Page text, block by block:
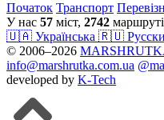
Початок Транспорт
У нас 57 міст, 2742
🇺🇦 Українська 🇷🇺
© 2006–2026
info@marshrutka.com.ua
developed by K-Tech